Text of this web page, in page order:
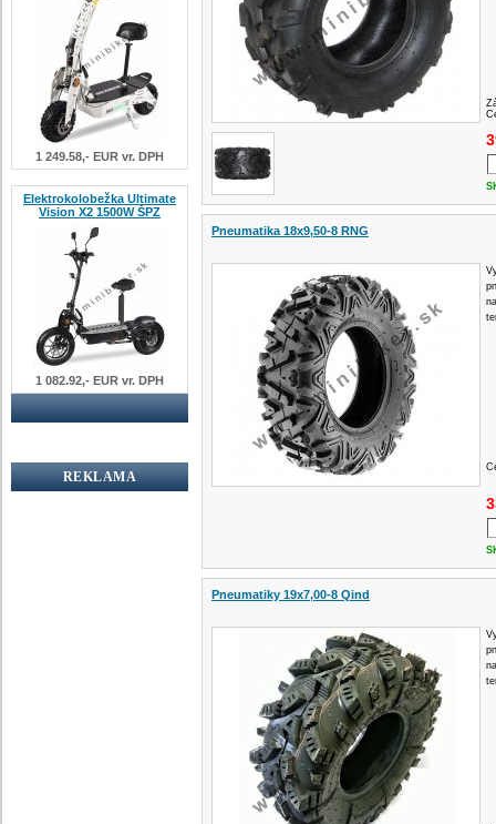
1 249.58,- EUR vr. DPH
Elektrokolobežka Ultimate
Vision X2 1500W ŠPZ
1 082.92,- EUR vr. DPH
REKLAMA
Pneumatika 18x9,50-8 RNG
Pneumatiky 19x7,00-8 Qind